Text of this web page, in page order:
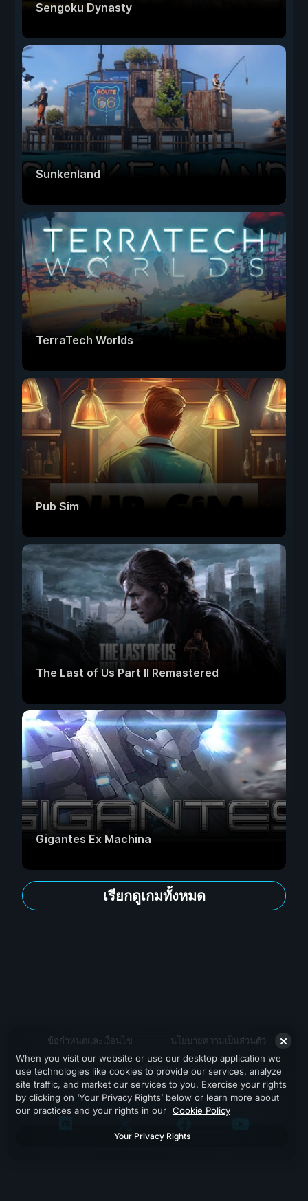
Sengoku Dynasty
Sunkenland
TerraTech Worlds
Pub Sim
The Last of Us Part II Remastered
Gigantes Ex Machina
เรียกดูเกมทั้งหมด
ข้อกำหนดและเงื่อนไข นโยบายความเป็นส่วนตัว
สนับสนุน
When you visit our website or use our desktop application we
use technologies like cookies to provide our services, analyze
site traffic, and market our services to you. Exercise your rights
by clicking on ‘Your Privacy Rights’ below or learn more about
our practices and your rights in our Cookie Policy
Your Privacy Rights